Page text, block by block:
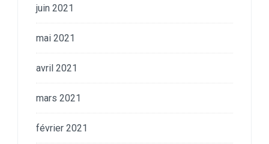
juin 2021
mai 2021
avril 2021
mars 2021
février 2021